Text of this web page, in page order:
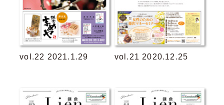
vol.22 2021.1.29 vol.21 2020.12.25